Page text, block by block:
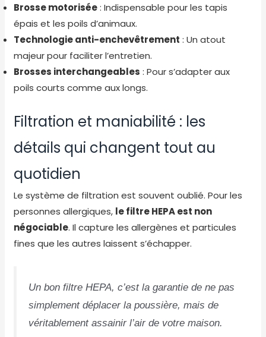
Brosse motorisée: Indispensable pour les tapis
épais et les poils d’animaux.
Technologie anti-enchevêtrement : Un atout
majeur pour faciliter l’entretien.
Brosses interchangeables : Pour s’adapter aux
poils courts comme aux longs.
Filtration et maniabilité : les
détails qui changent tout au
quotidien
Le système de filtration est souvent oublié. Pour les
personnes allergiques, le filtre HEPA est non
négociable. Il capture les allergènes et particules
fines que les autres laissent s’échapper.
Un bon filtre HEPA, c’est la garantie de ne pas
simplement déplacer la poussière, mais de
véritablement assainir l’air de votre maison.